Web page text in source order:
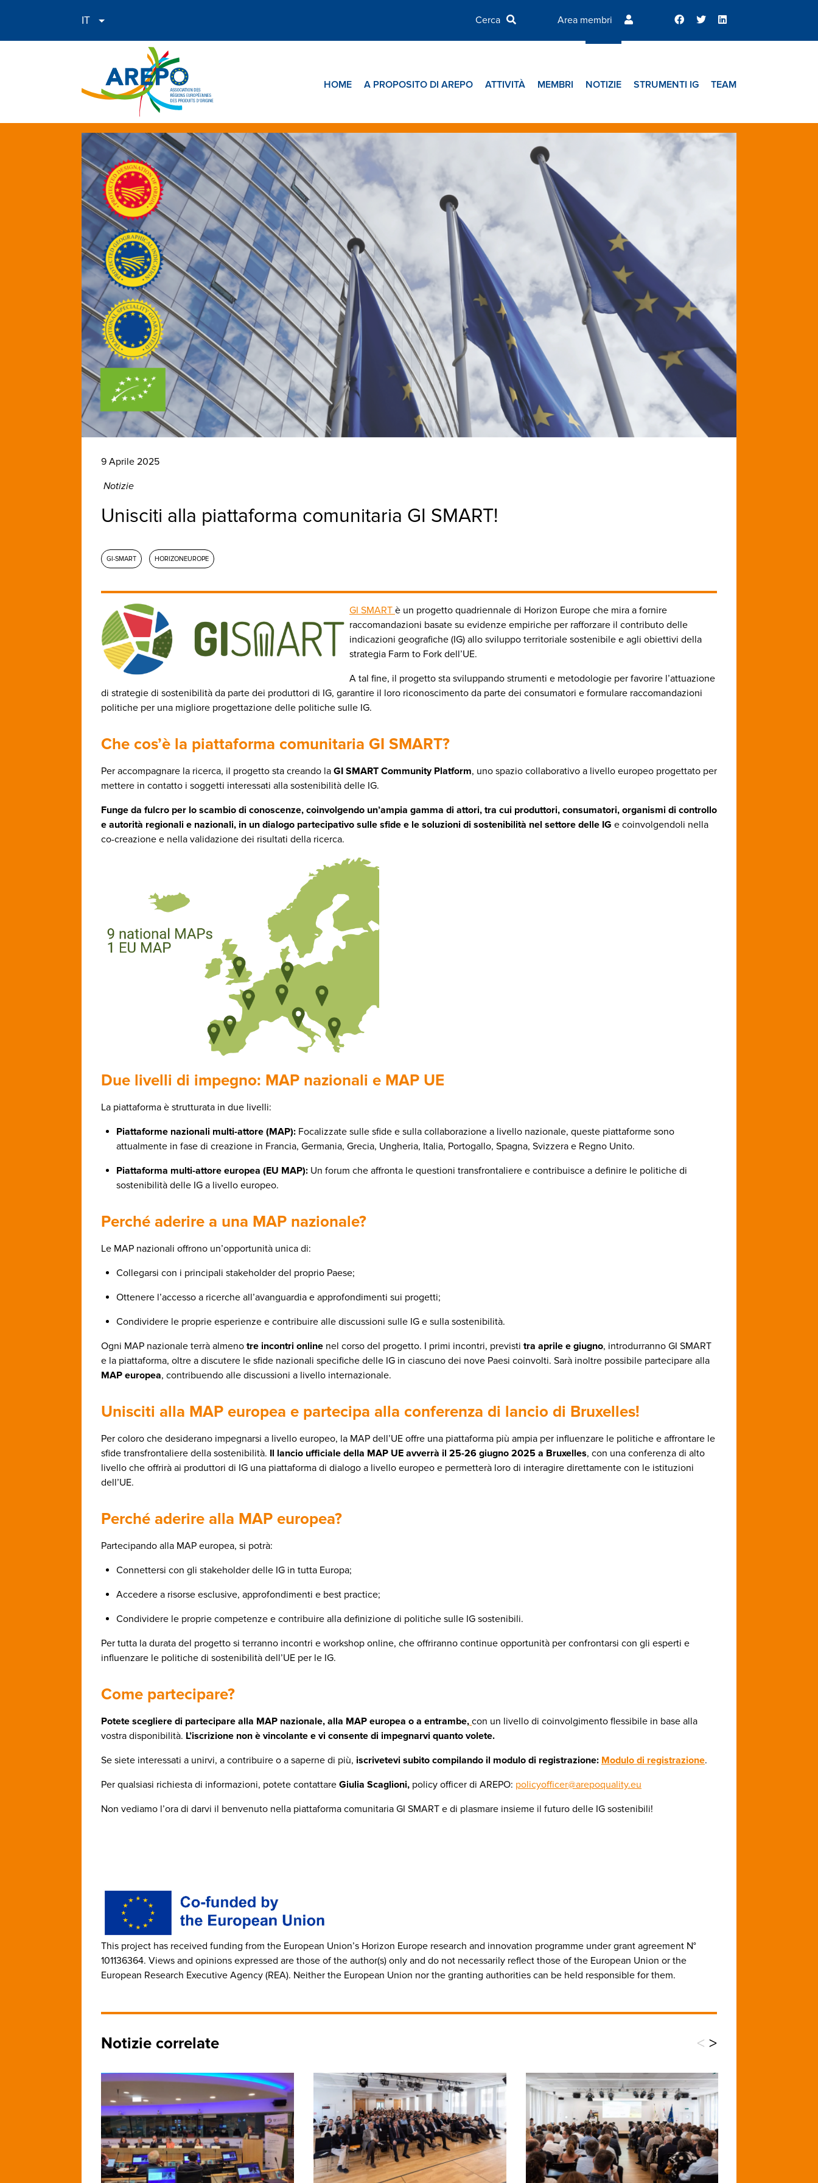
Area membri
HOME A PROPOSITO DI AREPO ATTIVITÀ MEMBRI NOTIZIE STRUMENTI IG TEAM
9 Aprile 2025
Notizie
Unisciti alla piattaforma comunitaria GI SMART!
GI-SMART HORIZONEUROPE
GI SMART è un progetto quadriennale di Horizon Europe che mira a fornire
raccomandazioni basate su evidenze empiriche per rafforzare il contributo delle
indicazioni geografiche (IG) allo sviluppo territoriale sostenibile e agli obiettivi della
strategia Farm to Fork dell’UE.
A tal fine, il progetto sta sviluppando strumenti e metodologie per favorire l’attuazione
di strategie di sostenibilità da parte dei produttori di IG, garantire il loro riconoscimento da parte dei consumatori e formulare raccomandazioni
politiche per una migliore progettazione delle politiche sulle IG.
Che cos’è la piattaforma comunitaria GI SMART?
Per accompagnare la ricerca, il progetto sta creando la GI SMART Community Platform, uno spazio collaborativo a livello europeo progettato per
mettere in contatto i soggetti interessati alla sostenibilità delle IG.
Funge da fulcro per lo scambio di conoscenze, coinvolgendo un’ampia gamma di attori, tra cui produttori, consumatori, organismi di controllo
e autorità regionali e nazionali, in un dialogo partecipativo sulle sfide e le soluzioni di sostenibilità nel settore delle IG e coinvolgendoli nella
co-creazione e nella validazione dei risultati della ricerca.
Due livelli di impegno: MAP nazionali e MAP UE
La piattaforma è strutturata in due livelli:
Piattaforme nazionali multi-attore (MAP): Focalizzate sulle sfide e sulla collaborazione a livello nazionale, queste piattaforme sono
attualmente in fase di creazione in Francia, Germania, Grecia, Ungheria, Italia, Portogallo, Spagna, Svizzera e Regno Unito.
Piattaforma multi-attore europea (EU MAP): Un forum che affronta le questioni transfrontaliere e contribuisce a definire le politiche di
sostenibilità delle IG a livello europeo.
Perché aderire a una MAP nazionale?
Le MAP nazionali offrono un’opportunità unica di:
Collegarsi con i principali stakeholder del proprio Paese;
Ottenere l’accesso a ricerche all’avanguardia e approfondimenti sui progetti;
Condividere le proprie esperienze e contribuire alle discussioni sulle IG e sulla sostenibilità.
Ogni MAP nazionale terrà almeno tre incontri online nel corso del progetto. I primi incontri, previsti tra aprile e giugno, introdurranno GI SMART
e la piattaforma, oltre a discutere le sfide nazionali specifiche delle IG in ciascuno dei nove Paesi coinvolti. Sarà inoltre possibile partecipare alla
MAP europea, contribuendo alle discussioni a livello internazionale.
Unisciti alla MAP europea e partecipa alla conferenza di lancio di Bruxelles!
Per coloro che desiderano impegnarsi a livello europeo, la MAP dell’UE offre una piattaforma più ampia per influenzare le politiche e affrontare le
sfide transfrontaliere della sostenibilità. Il lancio ufficiale della MAP UE avverrà il 25-26 giugno 2025 a Bruxelles, con una conferenza di alto
livello che offrirà ai produttori di IG una piattaforma di dialogo a livello europeo e permetterà loro di interagire direttamente con le istituzioni
dell’UE.
Perché aderire alla MAP europea?
Partecipando alla MAP europea, si potrà:
Connettersi con gli stakeholder delle IG in tutta Europa;
Accedere a risorse esclusive, approfondimenti e best practice;
Condividere le proprie competenze e contribuire alla definizione di politiche sulle IG sostenibili.
Per tutta la durata del progetto si terranno incontri e workshop online, che offriranno continue opportunità per confrontarsi con gli esperti e
influenzare le politiche di sostenibilità dell’UE per le IG.
Come partecipare?
Potete scegliere di partecipare alla MAP nazionale, alla MAP europea o a entrambe, con un livello di coinvolgimento flessibile in base alla
vostra disponibilità. L’iscrizione non è vincolante e vi consente di impegnarvi quanto volete.
Se siete interessati a unirvi, a contribuire o a saperne di più, iscrivetevi subito compilando il modulo di registrazione: Modulo di registrazione.
Per qualsiasi richiesta di informazioni, potete contattare Giulia Scaglioni, policy officer di AREPO: policyofficer@arepoquality.eu
Non vediamo l’ora di darvi il benvenuto nella piattaforma comunitaria GI SMART e di plasmare insieme il futuro delle IG sostenibili!
This project has received funding from the European Union’s Horizon Europe research and innovation programme under grant agreement N°
101136364. Views and opinions expressed are those of the author(s) only and do not necessarily reflect those of the European Union or the
European Research Executive Agency (REA). Neither the European Union nor the granting authorities can be held responsible for them.
Notizie correlate < >